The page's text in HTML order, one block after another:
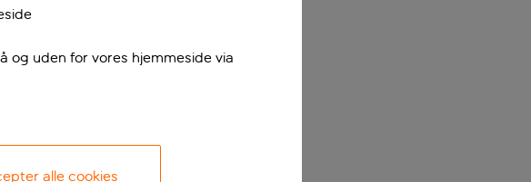
og uden for vores hjemmeside via
alle cookies